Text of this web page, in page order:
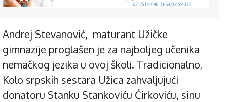
Andrej Stevanović, maturant Užičke
gimnazije proglašen je za najboljeg učenika
nemačkog jezika u ovoj školi. Tradicionalno,
Kolo srpskih sestara Užica zahvaljujući
donatoru Stanku Stankoviću Ćirkoviću, sinu